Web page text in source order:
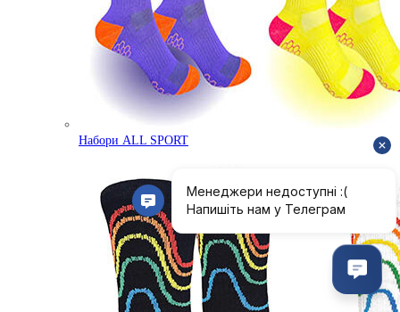
Набори ALL SPORT